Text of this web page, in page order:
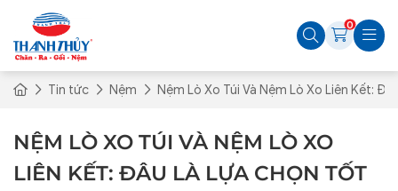
0
Tin tức Nệm Nệm Lò Xo Túi Và Nệm Lò Xo Liên Kết:
NỆM LÒ XO TÚI VÀ NỆM LÒ XO
LIÊN KẾT: ĐÂU LÀ LỰA CHỌN TỐT